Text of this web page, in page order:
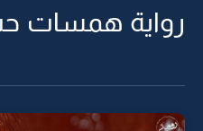
رواية همسات